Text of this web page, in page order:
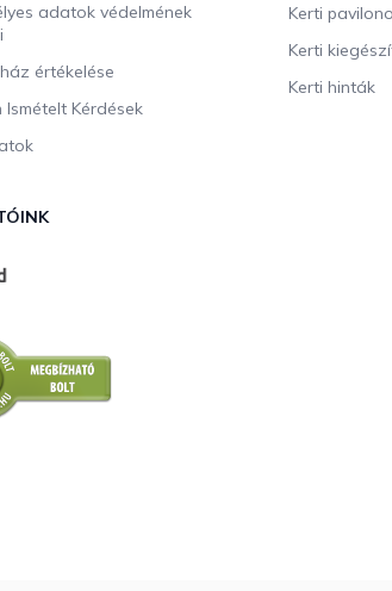
adatok védelmének
értékelése
Ismételt Kérdések
Kerti
Kerti
Kerti hinták